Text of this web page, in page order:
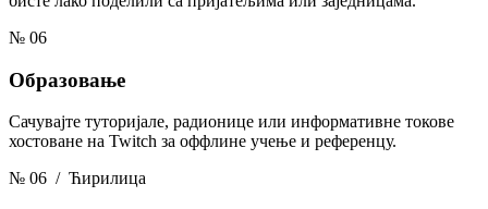
№ 06
Образовање
Сачувајте туторијале, радионице или информативне токове
хостоване на Twitch за оффлине учење и референцу.
№ 06 / Ћирилица